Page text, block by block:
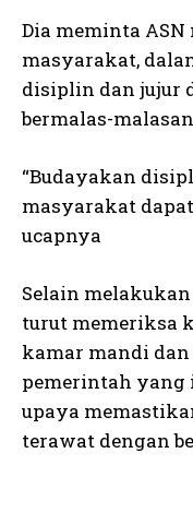
Dia meminta
masyarakat,
disiplin dan jujur
bermalas-
“Budayakan
masyarakat
ucapnya
Selain melakukan
turut memeriksa
kamar mandi
pemerintah yang
upaya
terawat dengan